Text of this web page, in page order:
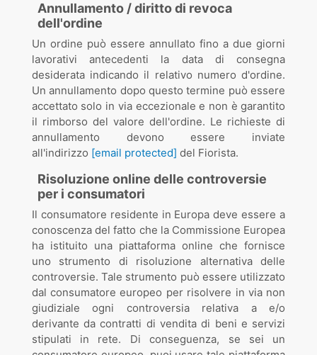
Annullamento / diritto di revoca
dell'ordine
Un ordine può essere annullato fino a due giorni
lavorativi antecedenti la data di consegna
desiderata indicando il relativo numero d'ordine.
Un annullamento dopo questo termine può essere
accettato solo in via eccezionale e non è garantito
il rimborso del valore dell'ordine. Le richieste di
annullamento devono essere inviate
all'indirizzo [email protected] del Fiorista.
Risoluzione online delle controversie
per i consumatori
Il consumatore residente in Europa deve essere a
conoscenza del fatto che la Commissione Europea
ha istituito una piattaforma online che fornisce
uno strumento di risoluzione alternativa delle
controversie. Tale strumento può essere utilizzato
dal consumatore europeo per risolvere in via non
giudiziale ogni controversia relativa a e/o
derivante da contratti di vendita di beni e servizi
stipulati in rete. Di conseguenza, se sei un